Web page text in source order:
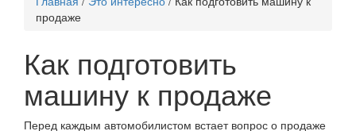
продаже
Как подготовить
машину к продаже
Перед каждым автомобилистом встает вопрос о продаже